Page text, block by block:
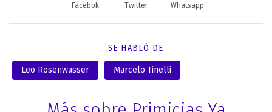
Facebok Twitter Whatsapp
SE HABLÓ DE
Leo Rosenwasser Marcelo Tinelli